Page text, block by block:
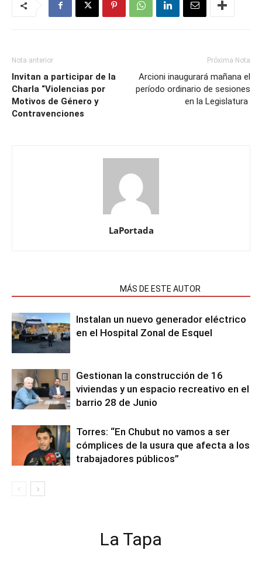
Nota anterior
Invitan a participar de la
Charla “Violencias por
Motivos de Género y
Contravenciones
Próxima Nota
Arcioni inaugurará mañana el
período ordinario de sesiones
en la Legislatura
LaPortada
MÁS DE ESTE AUTOR
Instalan un nuevo generador eléctrico
en el Hospital Zonal de Esquel
Gestionan la construcción de 16
viviendas y un espacio recreativo en el
barrio 28 de Junio
Torres: “En Chubut no vamos a ser
cómplices de la usura que afecta a los
trabajadores públicos”
La Tapa